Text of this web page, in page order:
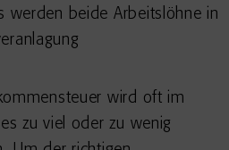
werden beide Arbeitslöhne in
wird oft im
zu viel oder zu wenig